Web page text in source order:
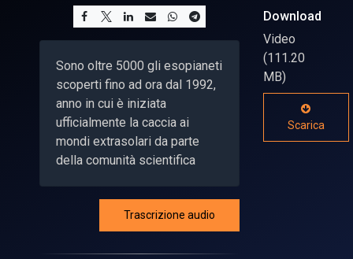
Sono oltre 5000 gli esopianeti
scoperti fino ad ora dal 1992,
anno in cui è iniziata
ufficialmente la caccia ai
mondi extrasolari da parte
della comunità scientifica
Trascrizione audio
Download
Video
(111.20
MB)
Scarica